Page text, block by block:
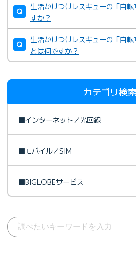
生活かけつけレスキューの「自
すか？
生活かけつけレスキューの「自
とは何ですか？
カテゴリ検索
■インターネット／光回線
■モバイル／SIM
■BIGLOBEサービス